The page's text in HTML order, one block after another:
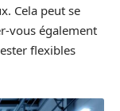
Cela peut se
vous également
flexibles